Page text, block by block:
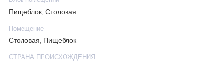
Пищеблок, Столовая
Помещение
Столовая, Пищеблок
СТРАНА ПРОИСХОЖДЕНИЯ